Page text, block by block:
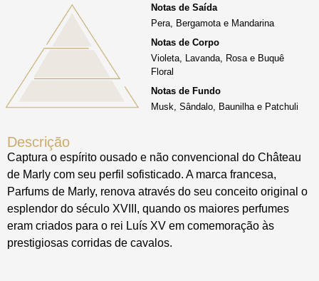
Descrição
Captura o espírito ousado e não convencional do Château
de Marly com seu perfil sofisticado. A marca francesa,
Parfums de Marly, renova através do seu conceito original o
esplendor do século XVIII, quando os maiores perfumes
eram criados para o rei Luís XV em comemoração às
prestigiosas corridas de cavalos.
Notas de Saída
Pera, Bergamota e Mandarina
Notas de Corpo
Violeta, Lavanda, Rosa e Buquê
Floral
Notas de Fundo
Musk, Sândalo, Baunilha e Patchuli